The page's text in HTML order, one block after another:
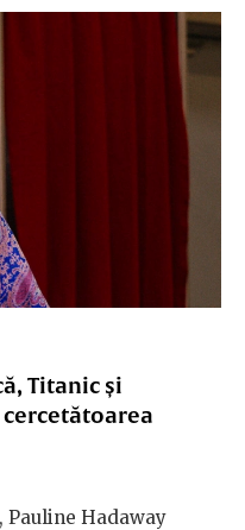
Titanic și
Hadaway